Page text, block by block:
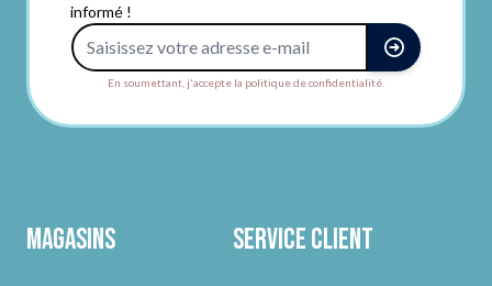
informé !
En soumettant, j'accepte la politique de confidentialité.
Magasins Service client